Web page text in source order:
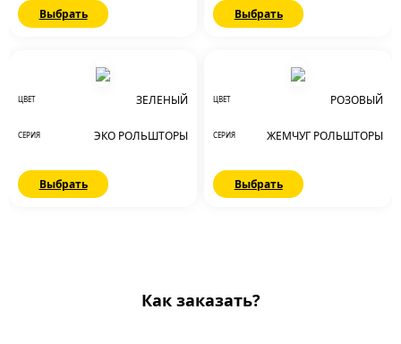
Выбрать Выбрать
ЦВЕТ ЗЕЛЕНЫЙ
СЕРИЯ ЭКО РОЛЬШТОРЫ
Выбрать
ЦВЕТ РОЗОВЫЙ
СЕРИЯ ЖЕМЧУГ РОЛЬШТОРЫ
Выбрать
Как заказать?